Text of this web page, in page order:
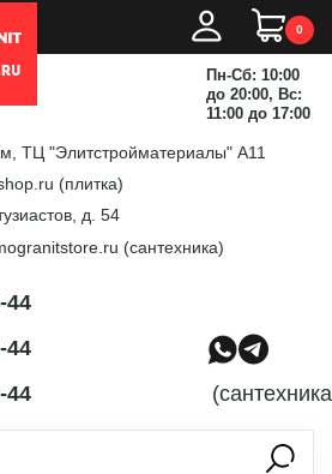
0
Пн-Сб: 10:00
до 20:00, Вс:
11:00 до 17:00
ТЦ "Элитстройматериалы" А11
(плитка)
д. 54
(сантехника)
44
44
44